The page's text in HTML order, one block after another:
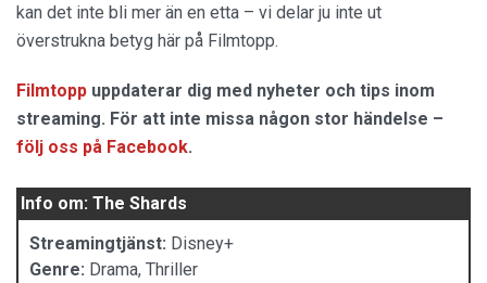
kan det inte bli mer än en etta – vi delar ju inte ut
överstrukna betyg här på Filmtopp.
Filmtopp uppdaterar dig med nyheter och tips inom
streaming. För att inte missa någon stor händelse –
följ oss på Facebook.
Info om: The Shards
Streamingtjänst: Disney+
Genre: Drama, Thriller